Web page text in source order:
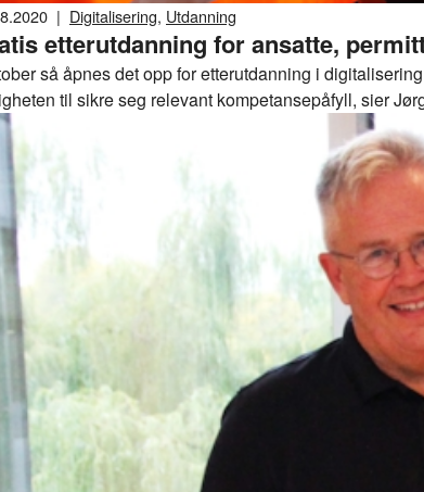
| Digitalisering, Utdanning
etterutdanning for ansatte,
så åpnes det opp for etterutdanning i
til sikre seg relevant kompetansepåfyll, sier